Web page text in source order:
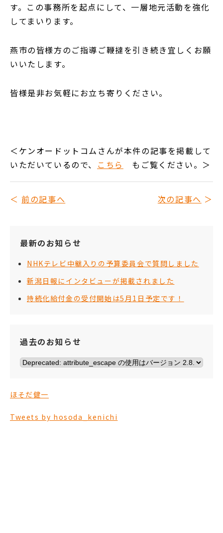
す。この事務所を起点にして、一層地元活動を強化
してまいります。
燕市の皆様方のご指導ご鞭撻を引き続き宜しくお願
いいたします。
皆様是非お気軽にお立ち寄りください。
＜ケンオードットコムさんが本件の記事を掲載して
いただいているので、 こちら もご覧ください。＞
前の記事へ 次の記事へ
最新のお知らせ
NHKテレビ中継入りの予算委員会で質問しました
新潟日報にインタビューが掲載されました
持続化給付金の受付開始は5月1日予定です！
過去のお知らせ
ほそだ健一
Tweets by hosoda_kenichi